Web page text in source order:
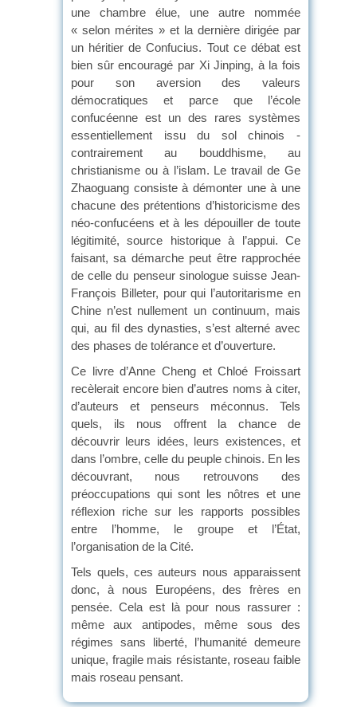
une chambre élue, une autre nommée
« selon mérites » et la dernière dirigée par
un héritier de Confucius. Tout ce débat est
bien sûr encouragé par Xi Jinping, à la fois
pour son aversion des valeurs
démocratiques et parce que l’école
confucéenne est un des rares systèmes
essentiellement issu du sol chinois -
contrairement au bouddhisme, au
christianisme ou à l’islam. Le travail de Ge
Zhaoguang consiste à démonter une à une
chacune des prétentions d’historicisme des
néo-confucéens et à les dépouiller de toute
légitimité, source historique à l’appui. Ce
faisant, sa démarche peut être rapprochée
de celle du penseur sinologue suisse Jean-
François Billeter, pour qui l’autoritarisme en
Chine n’est nullement un continuum, mais
qui, au fil des dynasties, s’est alterné avec
des phases de tolérance et d’ouverture.
Ce livre d’Anne Cheng et Chloé Froissart
recèlerait encore bien d’autres noms à citer,
d’auteurs et penseurs méconnus. Tels
quels, ils nous offrent la chance de
découvrir leurs idées, leurs existences, et
dans l’ombre, celle du peuple chinois. En les
découvrant, nous retrouvons des
préoccupations qui sont les nôtres et une
réflexion riche sur les rapports possibles
entre l’homme, le groupe et l’État,
l’organisation de la Cité.
Tels quels, ces auteurs nous apparaissent
donc, à nous Européens, des frères en
pensée. Cela est là pour nous rassurer :
même aux antipodes, même sous des
régimes sans liberté, l’humanité demeure
unique, fragile mais résistante, roseau faible
mais roseau pensant.